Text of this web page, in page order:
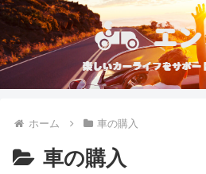
ホーム 車の購入
車の購入